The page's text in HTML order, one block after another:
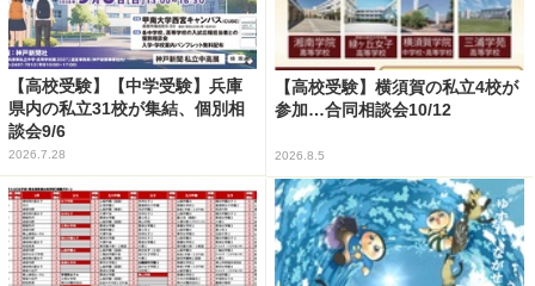
【高校受験】【中学受験】兵庫
県内の私立31校が集結、個別相
談会9/6
2026.7.28
【高校受験】横須賀の私立4校が
参加…合同相談会10/12
2026.8.5